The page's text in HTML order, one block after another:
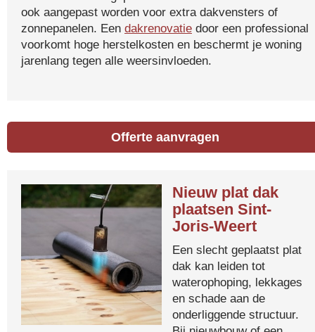
ook aangepast worden voor extra dakvensters of
zonnepanelen. Een dakrenovatie door een professional
voorkomt hoge herstelkosten en beschermt je woning
jarenlang tegen alle weersinvloeden.
Offerte aanvragen
Nieuw plat dak
plaatsen Sint-
Joris-Weert
Een slecht geplaatst plat
dak kan leiden tot
waterophoping, lekkages
en schade aan de
onderliggende structuur.